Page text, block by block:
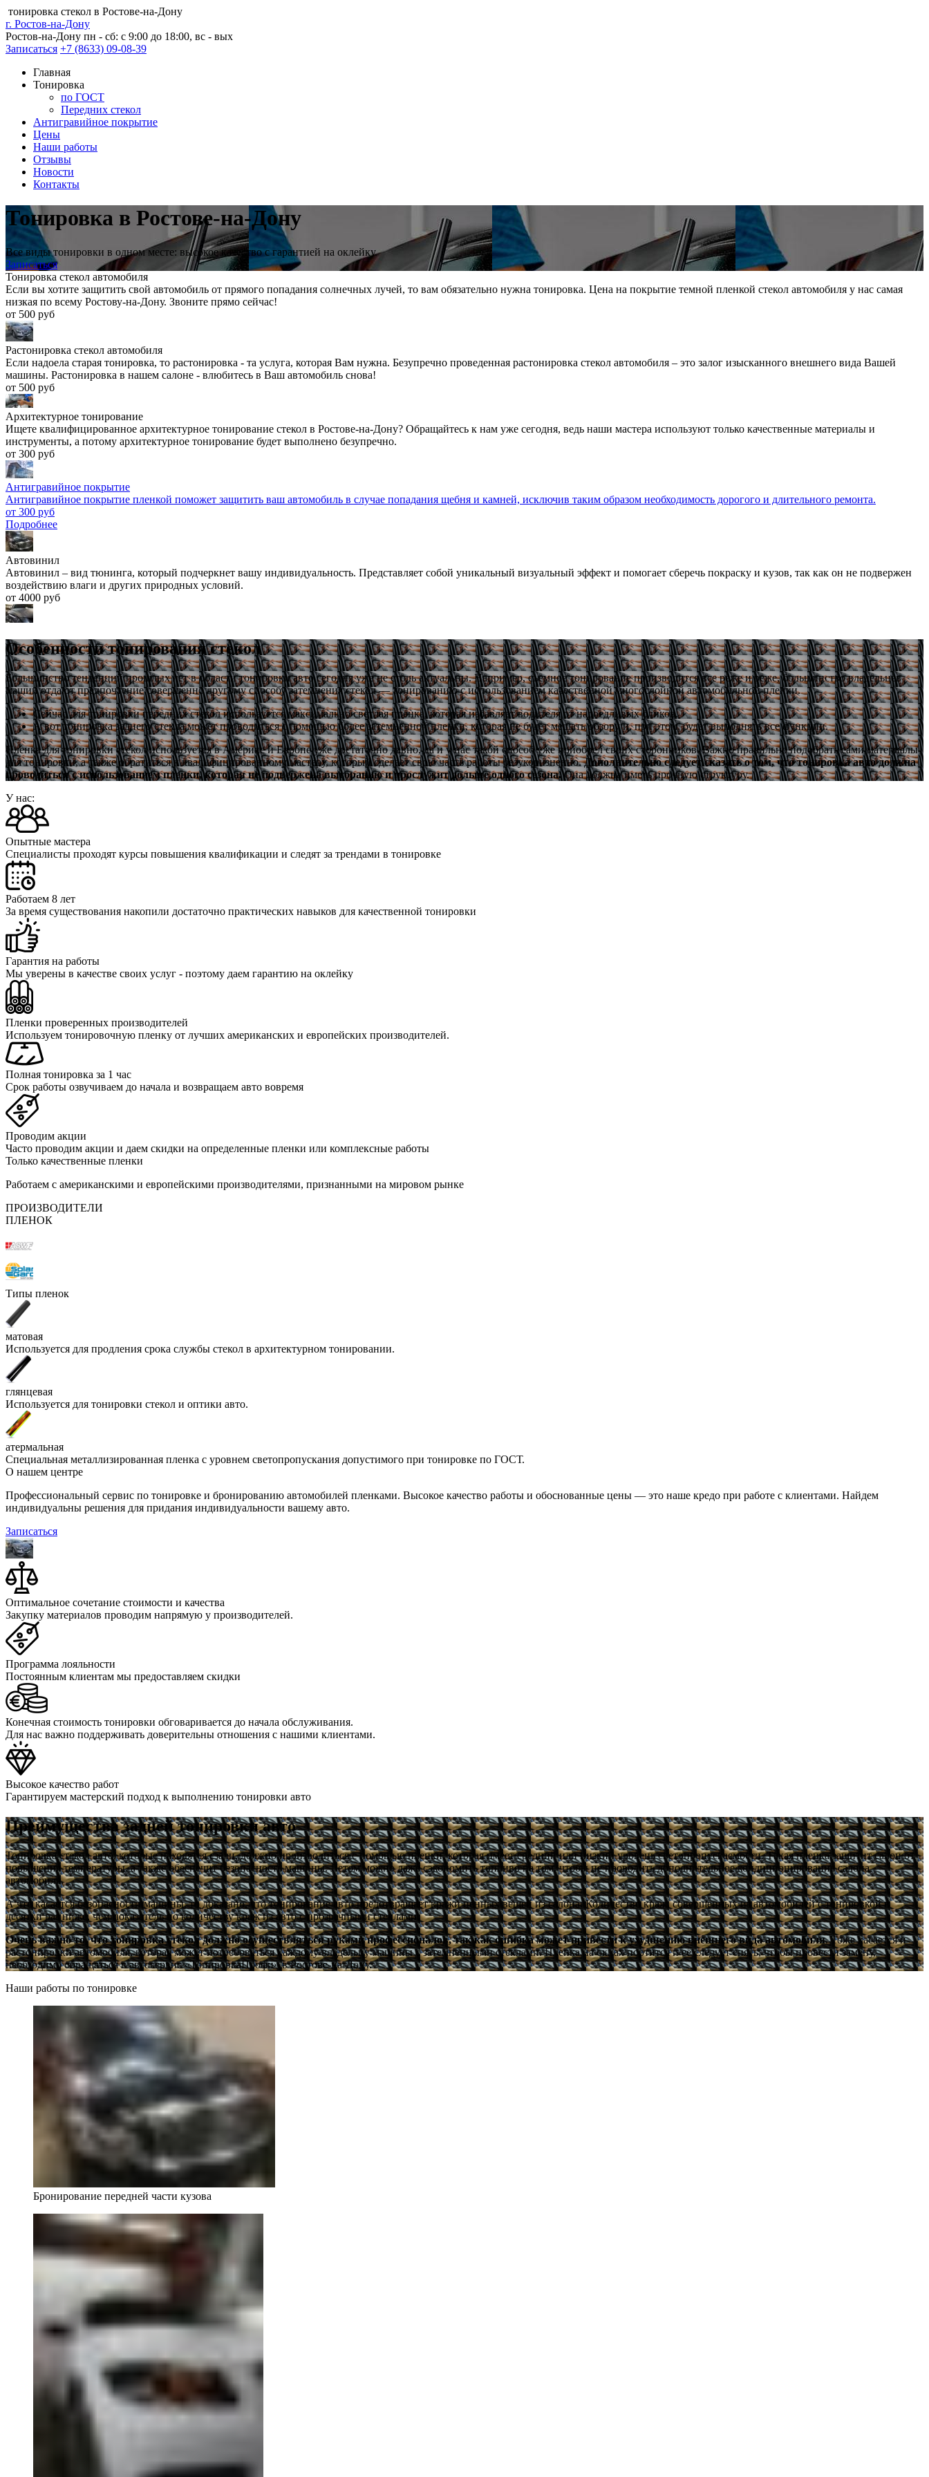
тонировка стекол в Ростове-на-Дону
г. Ростов-на-Дону
Ростов-на-Дону пн - сб: с 9:00 до 18:00, вс - вых
Записаться +7 (8633) 09-08-39
Главная
Тонировка
по ГОСТ
Передних стекол
Антигравийное покрытие
Цены
Наши работы
Отзывы
Новости
Контакты
Тонировка в Ростове-на-Дону
Все виды тонировки в одном месте: высокое качество с гарантией на оклейку.
Записаться
Тонировка стекол автомобиля
Если вы хотите защитить свой автомобиль от прямого попадания солнечных лучей, то вам обязательно нужна тонировка. Цена на покрытие темной пленкой стекол автомобиля у нас самая
низкая по всему Ростову-на-Дону. Звоните прямо сейчас!
от 500 руб
Растонировка стекол автомобиля
Если надоела старая тонировка, то растонировка - та услуга, которая Вам нужна. Безупречно проведенная растонировка стекол автомобиля – это залог изысканного внешнего вида Вашей
машины. Растонировка в нашем салоне - влюбитесь в Ваш автомобиль снова!
от 500 руб
Архитектурное тонирование
Ищете квалифицированное архитектурное тонирование стекол в Ростове-на-Дону? Обращайтесь к нам уже сегодня, ведь наши мастера используют только качественные материалы и
инструменты, а потому архитектурное тонирование будет выполнено безупречно.
от 300 руб
Антигравийное покрытие
Антигравийное покрытие пленкой поможет защитить ваш автомобиль в случае попадания щебня и камней, исключив таким образом необходимость дорогого и длительного ремонта.
от 300 руб
Подробнее
Автовинил
Автовинил – вид тюнинга, который подчеркнет вашу индивидуальность. Представляет собой уникальный визуальный эффект и помогает сберечь покраску и кузов, так как он не подвержен
воздействию влаги и других природных условий.
от 4000 руб
Особенности тонирования стекол
Большинство тенденций прошлых лет в области тонировки авто сегодня уже не столь актуальны. Например, съемное тонирование производится все реже и реже, большинство владельцев
машин отдают предпочтение совершенно другому способу затемнения стекол — тонированию с использованием качественной многослойной автомобильной пленки.
Сейчас для тонировки передних стекол используется максимально светлая пленка, которая избавляет водителя от надоедливых бликов.
А вот тонировка заднего стекла может проводиться с помощью более затемненной пленки, которая не будет мешать обзору и, при этом, будет выполнять все функции.
Пленка для тонировки стекол используется в Америке и Европе уже достаточно давно, да и у нас такой способ уже приобрел своих сторонников. Важно правильно подобрать сами материалы
для тонировки, а также обратиться к квалифицированному мастеру, который сделает свою часть работы безукоризненно. Дополнительно следует сказать о том, что тонировка авто должна
проводиться с использованием пленки, которая не подвержена выгоранию и прослужит дольше одного сезона.Она должна иметь прочную структуру.
У нас:
Опытные мастера
Специалисты проходят курсы повышения квалификации и следят за трендами в тонировке
Работаем 8 лет
За время существования накопили достаточно практических навыков для качественной тонировки
Гарантия на работы
Мы уверены в качестве своих услуг - поэтому даем гарантию на оклейку
Пленки проверенных производителей
Используем тонировочную пленку от лучших американских и европейских производителей.
Полная тонировка за 1 час
Срок работы озвучиваем до начала и возвращаем авто вовремя
Проводим акции
Часто проводим акции и даем скидки на определенные пленки или комплексные работы
Только качественные пленки
Работаем с американскими и европейскими производителями, признанными на мировом рынке
ПРОИЗВОДИТЕЛИ
ПЛЕНОК
Типы пленок
матовая
Используется для продления срока службы стекол в архитектурном тонировании.
глянцевая
Используется для тонировки стекол и оптики авто.
атермальная
Специальная металлизированная пленка с уровнем светопропускания допустимого при тонировке по ГОСТ.
О нашем центре
Профессиональный сервис по тонировке и бронированию автомобилей пленками. Высокое качество работы и обоснованные цены — это наше кредо при работе с клиентами. Найдем
индивидуальны решения для придания индивидуальности вашему авто.
Записаться
Оптимальное сочетание стоимости и качества
Закупку материалов проводим напрямую у производителей.
Программа лояльности
Постоянным клиентам мы предоставляем скидки
Конечная стоимость тонировки обговаривается до начала обслуживания.
Для нас важно поддерживать доверительны отношения с нашими клиентами.
Высокое качество работ
Гарантируем мастерский подход к выполнению тонировки авто
Преимущества задней тонировки авто
Тонировка стекол авто, которые находятся сзади, должно производиться с помощью пленки, которая имеет средний или низкий уровень светопропускаемости. Такая пленка защитит салон от
повышения температуры, а также обеспечит безопасность машины. Летом можно даже сэкономить топливо на том, чтобы не проводить дополнительное кондиционирование салона
автомобиля.
А что касается безопасности машины, то доказано, что тонирование авто предотвращает кражи ценных вещей из салона. Количество краж, совершенных из автомобилей с тонировкой в
десятки раз ниже, чем показатель по количеству краж из авто с прозрачными стеклами.
Очень важно то, что тонировка стекол должно осуществляться руками профессионалов, так как ошибка может привести к ухудшению внешнего вида автомобиля. Тоже касается и
растонировки автомобиля, которая может потребоваться каждому владельцу машины с затемненными стеклами. Пленка на окнах портится и её следует снять, чтобы провести замену,
необходимо обращаться в автосервис «ТонировкаПрофи» в Ростове-на-Дону.
Наши работы по тонировке
Бронирование передней части кузова